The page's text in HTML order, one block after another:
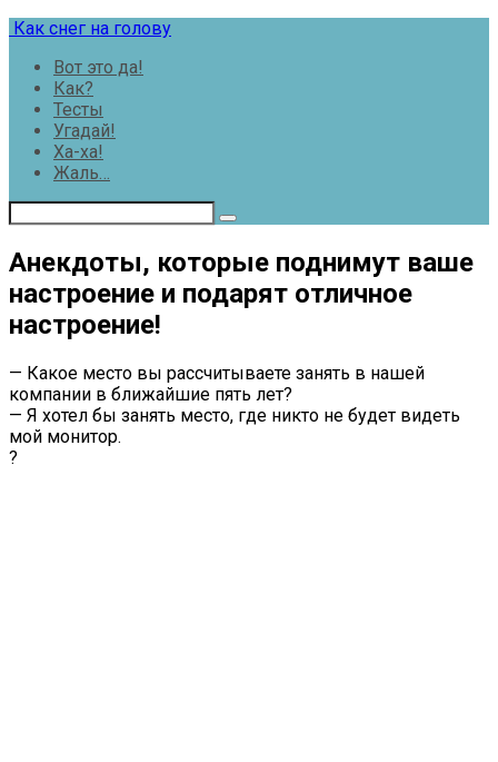
Перейти
контенту
Как снег на голову
Вот это да!
Как?
Тесты
Угадай!
Ха-ха!
Жаль…
Анекдоты, которые поднимут ваше
настроение и подарят отличное
настроение!
— Какое место вы рассчитываете занять в нашей
компании в ближайшие пять лет?
— Я хотел бы занять место, где никто не будет видеть
мой монитор.
?